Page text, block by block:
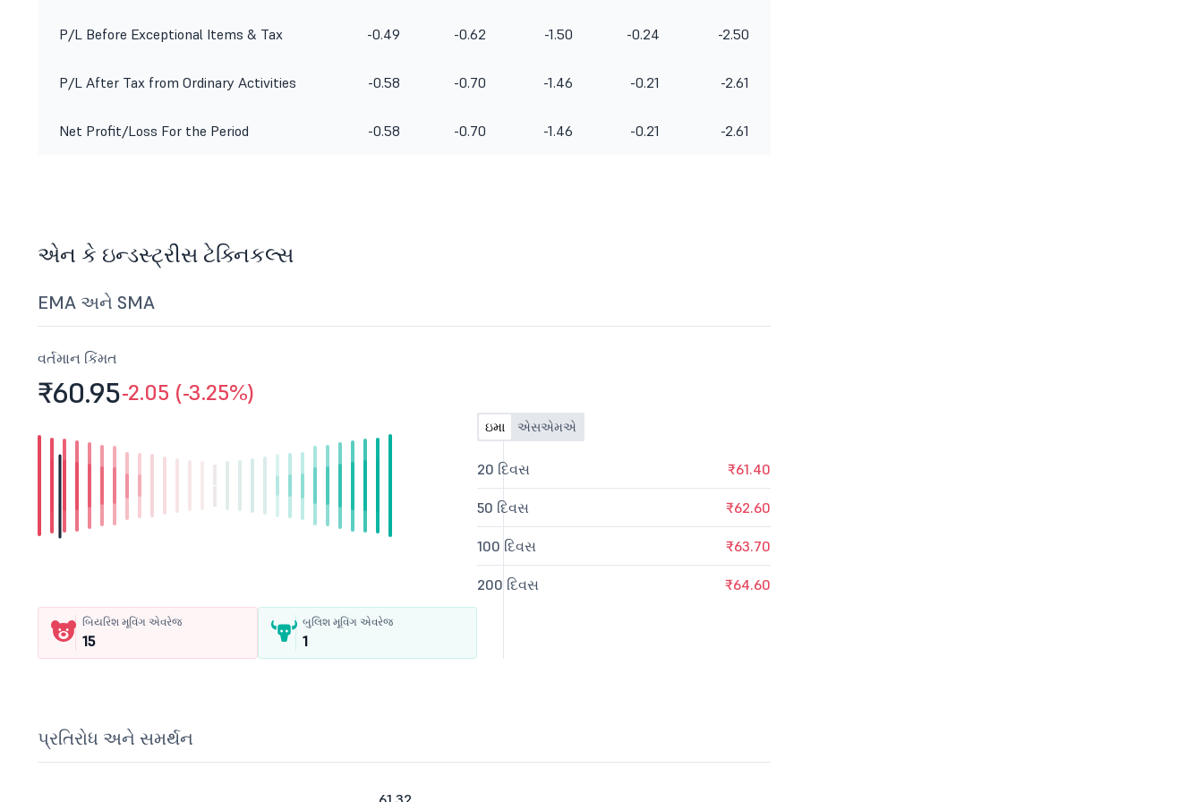
P/L Before Exceptional Items & Tax -0.49 -0.62 -1.50 -0.24 -2.50
P/L After Tax from Ordinary Activities -0.58 -0.70 -1.46 -0.21 -2.61
Net Profit/Loss For the Period -0.58 -0.70 -1.46 -0.21 -2.61
એન કે ઇન્ડસ્ટ્રીસ ટેક્નિકલ્સ
EMA અને SMA
વર્તમાન કિંમત
₹60.95-2.05 (-3.25%)
બિયરિશ મૂવિંગ એવરેજ
15
બુલિશ મૂવિંગ એવરેજ
1
ઇમા એસએમએ
20 દિવસ ₹61.40
50 દિવસ ₹62.60
100 દિવસ ₹63.70
200 દિવસ ₹64.60
પ્રતિરોધ અને સમર્થન